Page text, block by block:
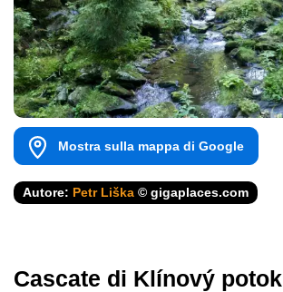
Mostra sulla mappa di Google
Autore: Petr Liška © gigaplaces.com
Cascate di Klínový potok